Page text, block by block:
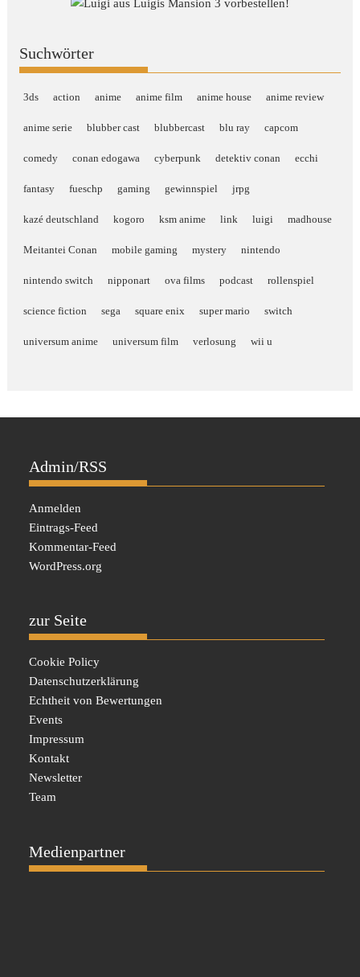
Suchwörter
3ds action anime anime film anime house anime review
anime serie blubber cast blubbercast blu ray capcom
comedy conan edogawa cyberpunk detektiv conan ecchi
fantasy fueschp gaming gewinnspiel jrpg
kazé deutschland kogoro ksm anime link luigi madhouse
Meitantei Conan mobile gaming mystery nintendo
nintendo switch nipponart ova films podcast rollenspiel
science fiction sega square enix super mario switch
universum anime universum film verlosung wii u
Admin/RSS
Anmelden
Eintrags-Feed
Kommentar-Feed
WordPress.org
zur Seite
Cookie Policy
Datenschutzerklärung
Echtheit von Bewertungen
Events
Impressum
Kontakt
Newsletter
Team
Medienpartner